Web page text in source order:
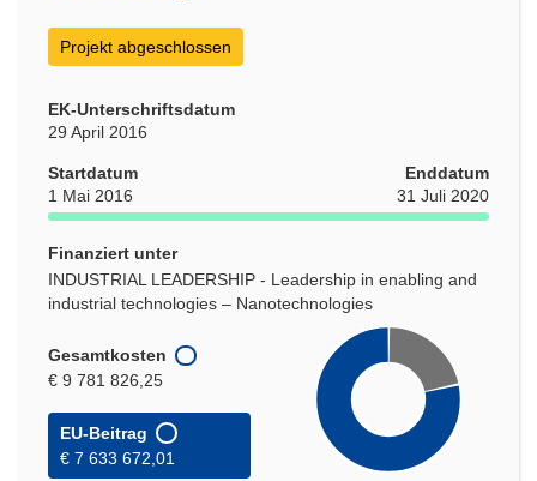
Projekt abgeschlossen
EK-Unterschriftsdatum
29 April 2016
Startdatum
1 Mai 2016
Enddatum
31 Juli 2020
Finanziert unter
INDUSTRIAL LEADERSHIP - Leadership in enabling and
industrial technologies – Nanotechnologies
Gesamtkosten
€ 9 781 826,25
EU-Beitrag
€ 7 633 672,01